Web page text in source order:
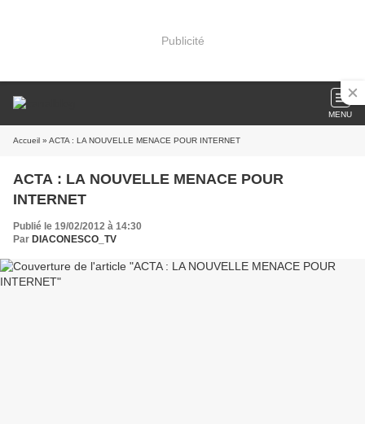
Publicité
MENU
Accueil » ACTA : LA NOUVELLE MENACE POUR INTERNET
ACTA : LA NOUVELLE MENACE POUR
INTERNET
Publié le 19/02/2012 à 14:30
Par DIACONESCO_TV